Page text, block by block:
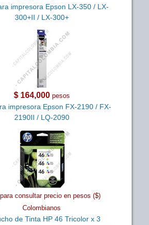
impresora Epson LX-350 / LX-
300+II / LX-300+
$ 164,000pesos
impresora Epson FX-2190 / FX-
2190II / LQ-2090
consultar precio en pesos ($)
Colombianos
de Tinta HP 46 Tricolor x 3